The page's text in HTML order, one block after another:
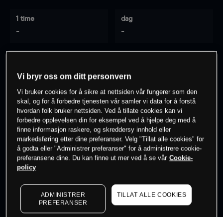
1 time
-
dag
-
- -
0% av kunder erpå dette instrumentet
Søk om konto
Kursene er veiledende.Log in
Vi bryr oss om ditt personvern
Vi bruker cookies for å sikre at nettsiden vår fungerer som den
skal, og for å forbedre tjenesten vår samler vi data for å forstå
hvordan folk bruker nettsiden. Ved å tillate cookies kan vi
forbedre opplevelsen din for eksempel ved å hjelpe deg med å
finne informasjon raskere, og skreddersy innhold eller
markedsføring etter dine preferanser. Velg "Tillat alle cookies" for
å godta eller "Administrer preferanser" for å administrere cookie-
preferansene dine. Du kan finne ut mer ved å se vår Cookie-
policy
ADMINISTRER
PREFERANSER
TILLAT ALLE COOKIES